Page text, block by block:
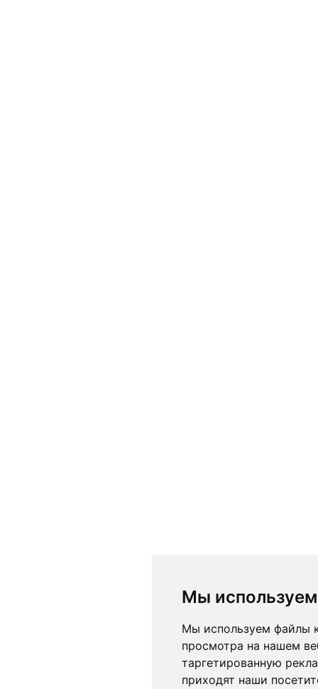
Мы
Мы используем файлы
просмотра на нашем
таргетированную
приходят наши